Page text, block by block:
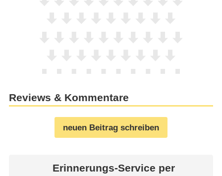
Reviews & Kommentare
neuen Beitrag schreiben
Erinnerungs-Service per